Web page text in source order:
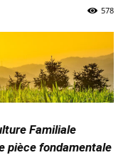
578
Familiale
pièce fondamentale